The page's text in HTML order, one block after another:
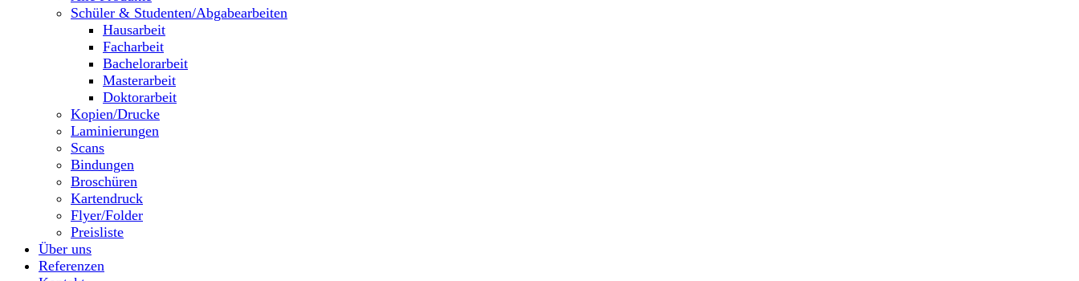
Schüler & Studenten/Abgabearbeiten
Hausarbeit
Facharbeit
Bachelorarbeit
Masterarbeit
Doktorarbeit
Kopien/Drucke
Laminierungen
Scans
Bindungen
Broschüren
Kartendruck
Flyer/Folder
Preisliste
Über uns
Referenzen